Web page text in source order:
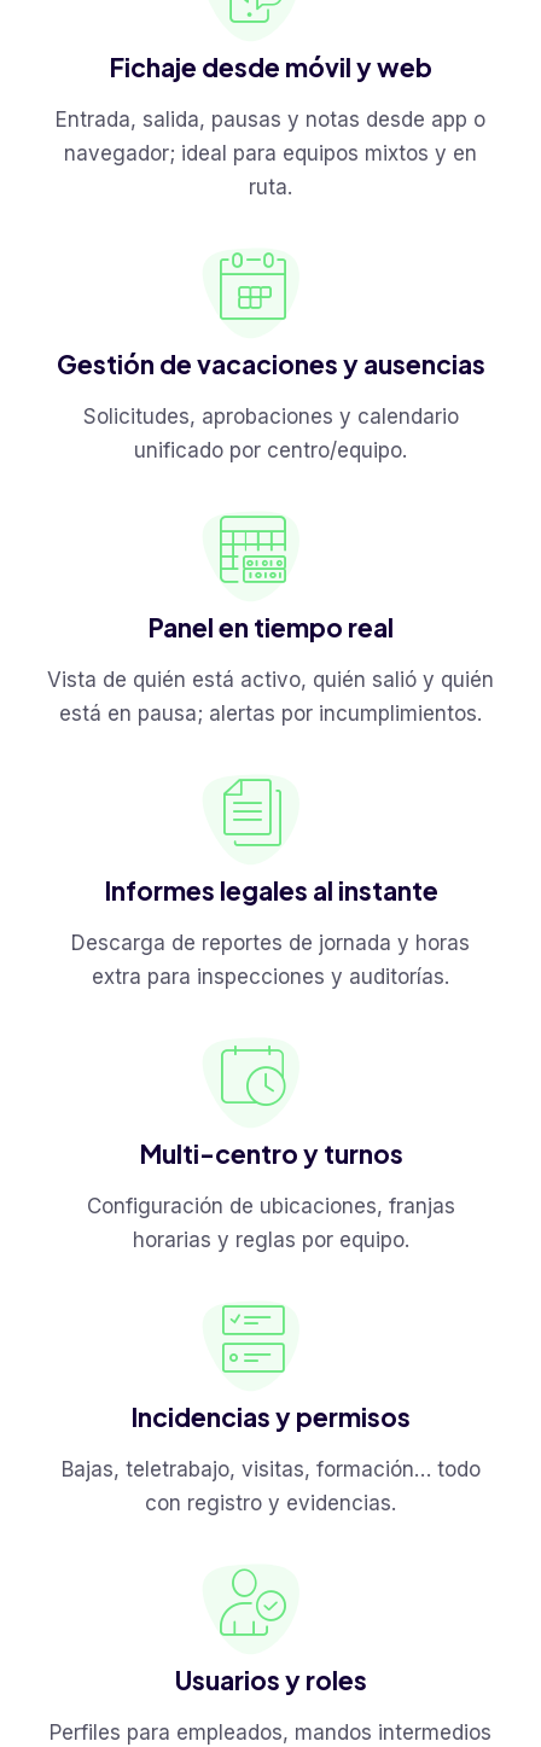
Fichaje desde móvil y web
Entrada, salida, pausas y notas desde app o
navegador; ideal para equipos mixtos y en
ruta.
Gestión de vacaciones y ausencias
Solicitudes, aprobaciones y calendario
unificado por centro/equipo.
Panel en tiempo real
Vista de quién está activo, quién salió y quién
está en pausa; alertas por incumplimientos.
Informes legales al instante
Descarga de reportes de jornada y horas
extra para inspecciones y auditorías.
Multi-centro y turnos
Configuración de ubicaciones, franjas
horarias y reglas por equipo.
Incidencias y permisos
Bajas, teletrabajo, visitas, formación… todo
con registro y evidencias.
Usuarios y roles
Perfiles para empleados, mandos intermedios